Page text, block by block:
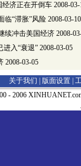
经济正在开倒车 2008-03-
临“滞胀”风险 2008-03-10
续冲击美国经济 2008-
进入“衰退” 2008-03-05
2008-03-05
关于我们 | 版面设置
- 2006